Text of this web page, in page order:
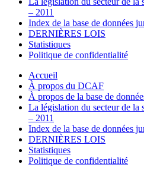
– 2011
Index de la base de données
DERNIÈRES LOIS
Statistiques
Politique de confidentialité
Accueil
À propos du DCAF
À propos de la base de
La législation du secteur de la
– 2011
Index de la base de données
DERNIÈRES LOIS
Statistiques
Politique de confidentialité